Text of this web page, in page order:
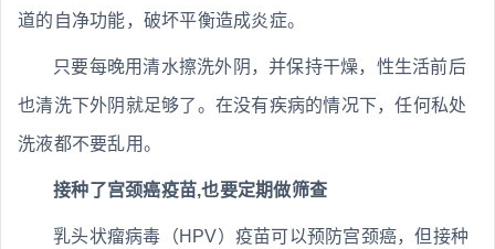
道的自净功能，破坏平衡造成炎症。
只要每晚用清水擦洗外阴，并保持干燥，性生活前后
也清洗下外阴就足够了。在没有疾病的情况下，任何私处
洗液都不要乱用。
接种了宫颈癌疫苗,也要定期做筛查
乳头状瘤病毒（HPV）疫苗可以预防宫颈癌，但接种